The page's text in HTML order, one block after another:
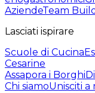
AziendeTeam
Lasciati ispirare
Scuole di Cucina
Cesarine
Assapora i Borghi
Chi siamoUnisciti a